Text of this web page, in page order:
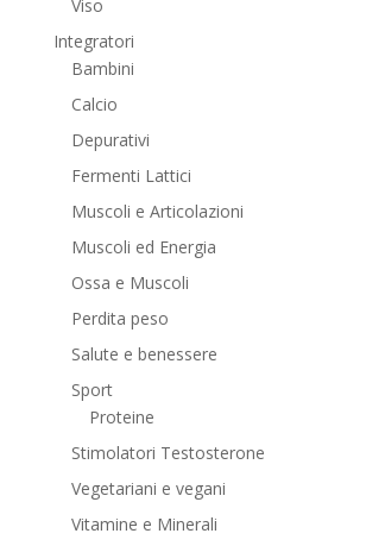
Viso
Integratori
Bambini
Calcio
Depurativi
Fermenti Lattici
Muscoli e Articolazioni
Muscoli ed Energia
Ossa e Muscoli
Perdita peso
Salute e benessere
Sport
Proteine
Stimolatori Testosterone
Vegetariani e vegani
Vitamine e Minerali